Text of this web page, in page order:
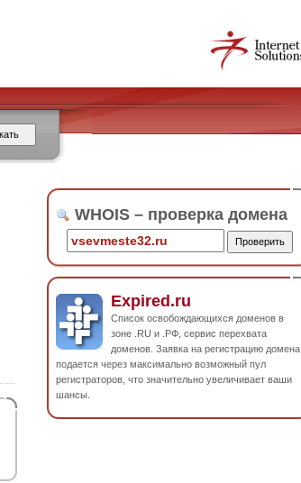
WHOIS – проверка домена
Expired.ru
Список освобождающихся доменов в
зоне .RU и .РФ, сервис перехвата
доменов. Заявка на регистрацию домена
подается через максимально возможный пул
регистраторов, что значительно увеличивает ваши
шансы.